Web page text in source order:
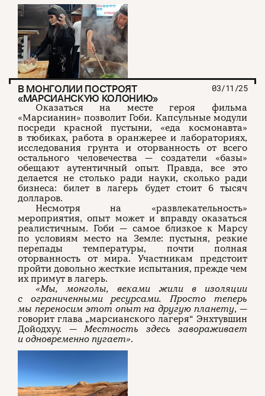
В МОНГОЛИИ ПОСТРОЯТ
«МАРСИАНСКУЮ КОЛОНИЮ»
03/11/25
Оказаться на месте героя фильма
«Марсианин» позволит Гоби. Капсульные модули
посреди красной пустыни, «еда космонавта»
в тюбиках, работа в оранжерее и лабораториях,
исследования грунта и оторванность от всего
остального человечества — создатели «базы»
обещают аутентичный опыт. Правда, все это
делается не столько ради науки, сколько ради
бизнеса: билет в лагерь будет стоит 6 тысяч
долларов.
Несмотря на «развлекательность»
мероприятия, опыт может и вправду оказаться
реалистичным. Гоби — самое близкое к Марсу
по условиям место на Земле: пустыня, резкие
перепады температуры, почти полная
оторванность от мира. Участникам предстоит
пройти довольно жесткие испытания, прежде чем
их примут в лагерь.
«Мы, монголы, веками жили в изоляции
с ограниченными ресурсами. Просто теперь
мы переносим этот опыт на другую планету, —
говорит глава „марсианского лагеря“ Энхтувшин
Дойодхуу. —Местность здесь завораживает
и одновременно пугает».